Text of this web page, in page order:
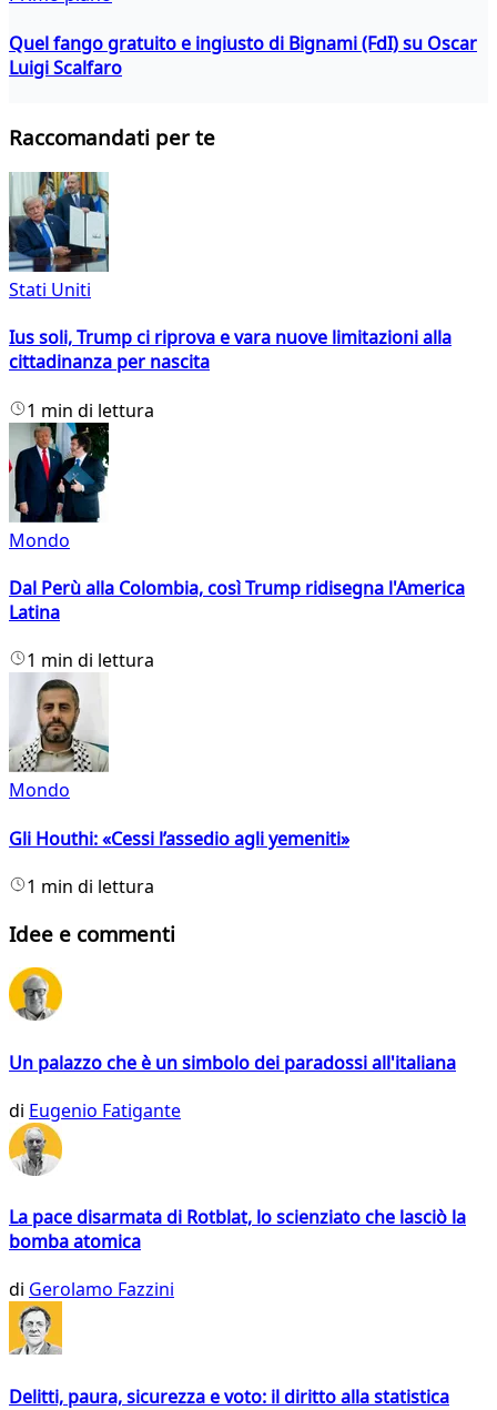
Quel fango gratuito e ingiusto di Bignami (FdI) su Oscar
Luigi Scalfaro
Raccomandati per te
Stati Uniti
Ius soli, Trump ci riprova e vara nuove limitazioni alla
cittadinanza per nascita
1 min di lettura
Mondo
Dal Perù alla Colombia, così Trump ridisegna l'America
Latina
1 min di lettura
Mondo
Gli Houthi: «Cessi l’assedio agli yemeniti»
1 min di lettura
Idee e commenti
Un palazzo che è un simbolo dei paradossi all'italiana
di Eugenio Fatigante
La pace disarmata di Rotblat, lo scienziato che lasciò la
bomba atomica
di Gerolamo Fazzini
Delitti, paura, sicurezza e voto: il diritto alla statistica